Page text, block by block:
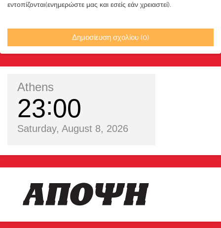
εντοπίζονται(ενημερώστε μας και εσείς εάν χρειαστεί).
Δημοσίευση σχολίου (0)
Athens
23 00
Saturday, August 8, 2026